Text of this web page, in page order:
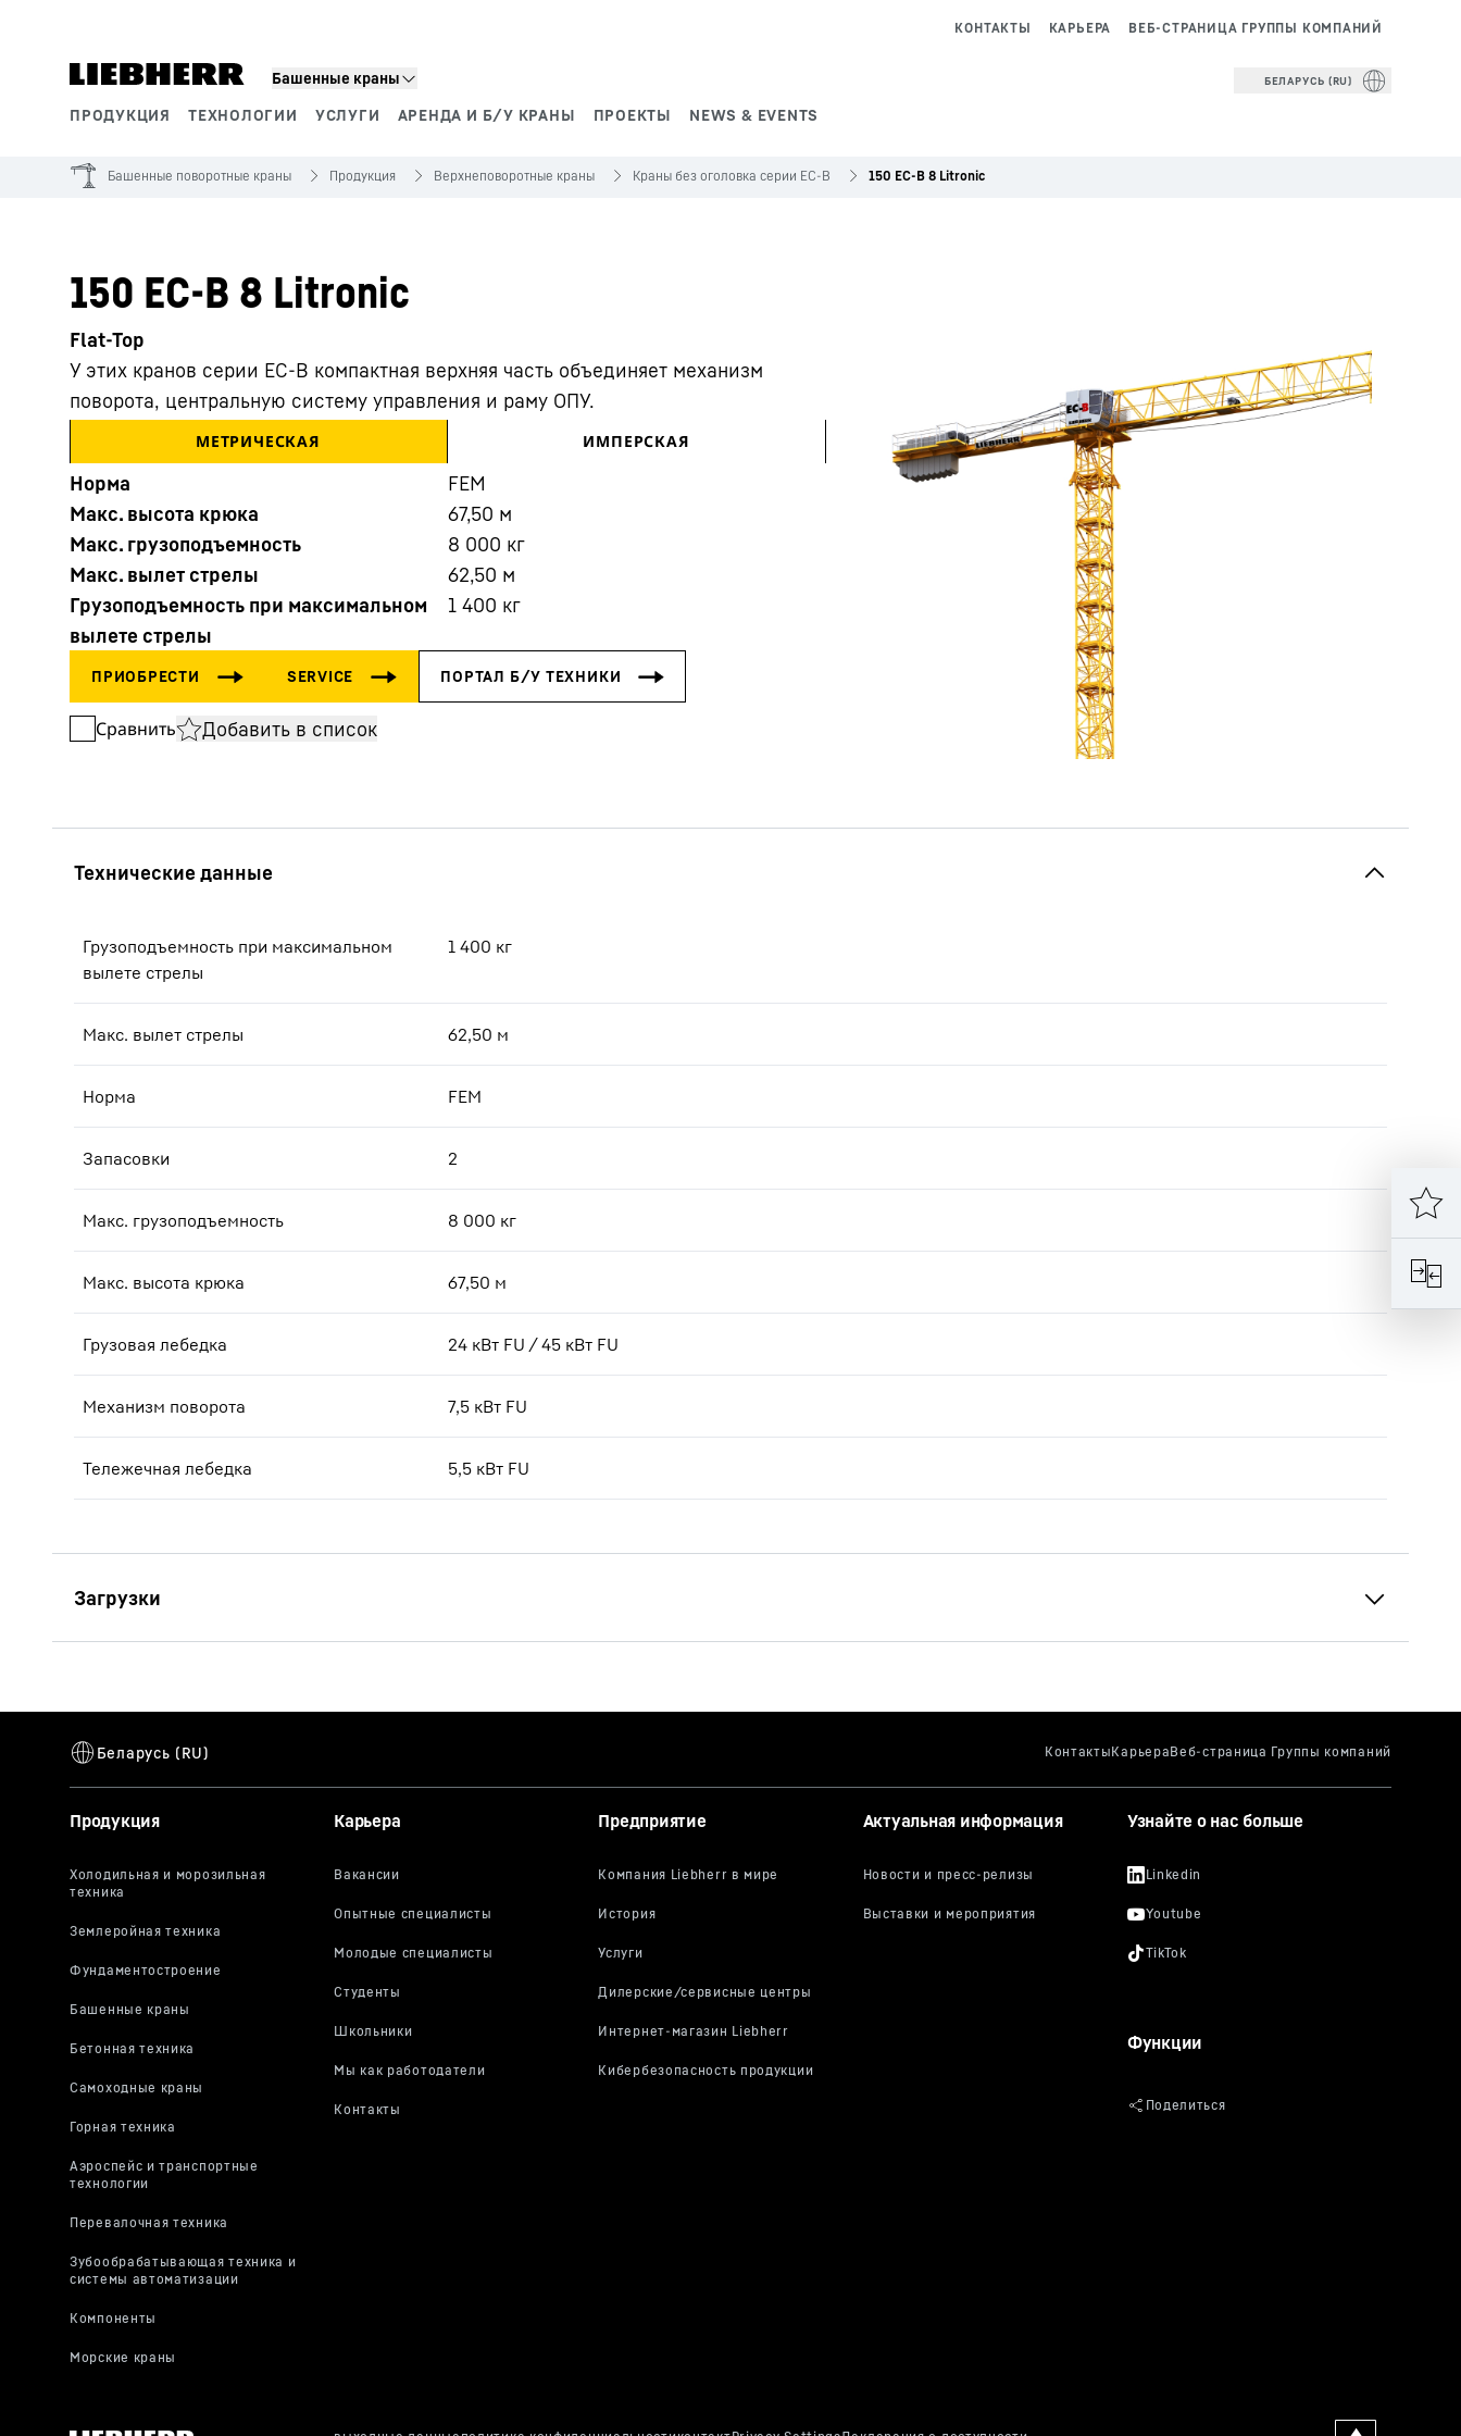
Башенные краны
ПРОДУКЦИЯ
ТЕХНОЛОГИИ УСЛУГИ АРЕНДА И Б/У КРАНЫ ПРОЕКТЫ NEWS & EVENTS
ВЕБ-СТРАНИЦА ГРУППЫ КОМПАНИЙ
КАРЬЕРА
КОНТАКТЫ
БЕЛАРУСЬ (RU)
Подробнее о компании
Башенные поворотные краны Продукция Верхнеповоротные краны Краны без оголовка серии ЕС-B 150 EC-B 8 Litronic
150 EC-B 8 Litronic
Flat-Top
У этих кранов серии ЕС-В компактная верхняя часть объединяет механизм
поворота, центральную систему управления и раму ОПУ.
МЕТРИЧЕСКАЯ ИМПЕРСКАЯ
Норма
FEM
Макс. высота крюка
67,50 м
Макс. грузоподъемность
8 000 кг
Макс. вылет стрелы
62,50 м
Грузоподъемность при максимальном
вылете стрелы
1 400 кг
Сравнить Добавить в список
Грузоподъемность при максимальном
вылете стрелы
1 400 кг
Макс. вылет стрелы 62,50 м
Норма FEM
Запасовки 2
Макс. грузоподъемность 8 000 кг
Макс. высота крюка 67,50 м
Грузовая лебедка 24 кВт FU / 45 кВт FU
Механизм поворота 7,5 кВт FU
Тележечная лебедка 5,5 кВт FU
характеристики 150 EC-B 8
150 EC-B 8 Litronic Flat-Top
Продукция Карьера Предприятие Актуальная информация Узнайте о нас больше
Функции